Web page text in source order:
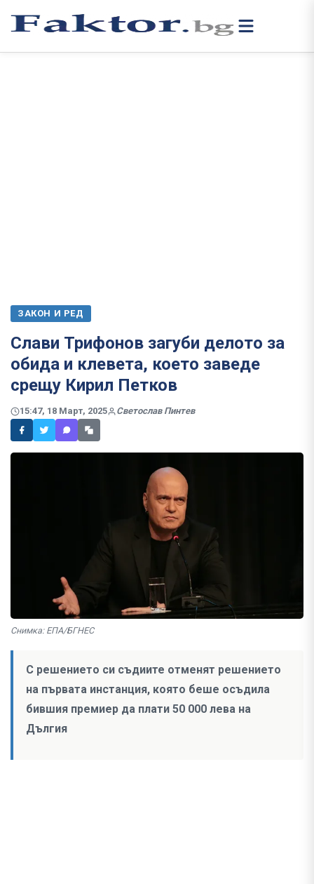
ЗАКОН И РЕД
Слави Трифонов загуби делото за
обида и клевета, което заведе
срещу Кирил Петков
15:47, 18 Март, 2025 Светослав Пинтев
Снимка: ЕПА/БГНЕС
С решението си съдиите отменят решението
на първата инстанция, която беше осъдила
бившия премиер да плати 50 000 лева на
Дългия